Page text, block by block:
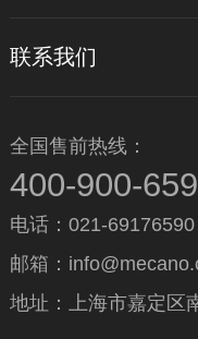
联系我们
全国售前热线：
400-900-
电话：021-69176590
邮箱：
地址：上海市嘉定区